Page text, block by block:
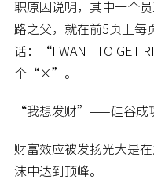
职原因说明，其中一个
路之父，就在前5页上每
话：“I WANT TO GET
个“×”。
“我想发财”——硅谷成
财富效应被发扬光大是
沫中达到顶峰。